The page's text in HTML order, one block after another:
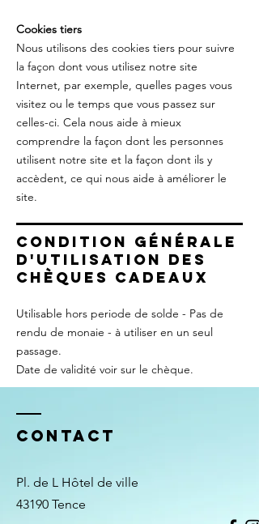
Cookies tiers
Nous utilisons des cookies tiers pour suivre
la façon dont vous utilisez notre site
Internet, par exemple, quelles pages vous
visitez ou le temps que vous passez sur
celles-ci. Cela nous aide à mieux
comprendre la façon dont les personnes
utilisent notre site et la façon dont ils y
accèdent, ce qui nous aide à améliorer le
site.
Condition générale
d'utilisation des
chèques cadeaux
Utilisable hors periode de solde - Pas de
rendu de monaie - à utiliser en un seul
passage.
Date de validité voir sur le chèque.
Contact
Pl. de L Hôtel de ville
43190 Tence